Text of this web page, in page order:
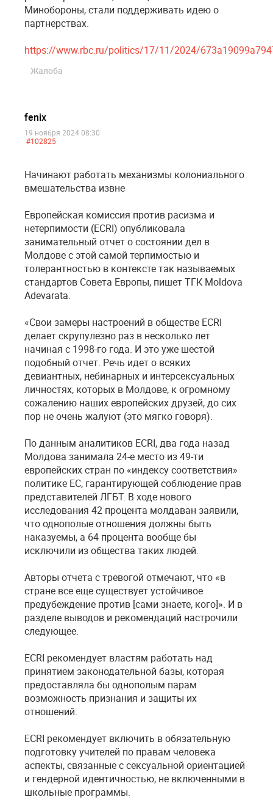
Минобороны, стали поддерживать идею о
партнерствах.
https://www.rbc.ru/politics/17/11/2024/
Жалоба
fenix
19 ноября 2024 08:30
#102825
Начинают работать механизмы колониального
вмешательства извне
Европейская комиссия против расизма и
нетерпимости (ECRI) опубликовала
занимательный отчет о состоянии дел в
Молдове с этой самой терпимостью и
толерантностью в контексте так называемых
стандартов Совета Европы, пишет ТГК Moldova
Adevarata.
«Свои замеры настроений в обществе ECRI
делает скрупулезно раз в несколько лет
начиная с 1998-го года. И это уже шестой
подобный отчет. Речь идет о всяких
девиантных, небинарных и интерсексуальных
личностях, которых в Молдове, к огромному
сожалению наших европейских друзей, до сих
пор не очень жалуют (это мягко говоря).
По данным аналитиков ECRI, два года назад
Молдова занимала 24-е место из 49-ти
европейских стран по «индексу соответствия»
политике ЕС, гарантирующей соблюдение прав
представителей ЛГБТ. В ходе нового
исследования 42 процента молдаван заявили,
что однополые отношения должны быть
наказуемы, а 64 процента вообще бы
исключили из общества таких людей.
Авторы отчета с тревогой отмечают, что «в
стране все еще существует устойчивое
предубеждение против [сами знаете, кого]». И в
разделе выводов и рекомендаций настрочили
следующее.
ECRI рекомендует властям работать над
принятием законодательной базы, которая
предоставляла бы однополым парам
возможность признания и защиты их
отношений.
ECRI рекомендует включить в обязательную
подготовку учителей по правам человека
аспекты, связанные с сексуальной ориентацией
и гендерной идентичностью, не включенными в
школьные программы.